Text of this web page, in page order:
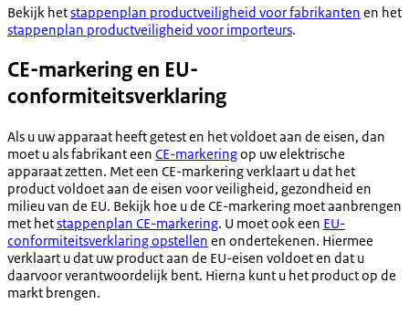
Bekijk hetstappenplan productveiligheid voor fabrikanten en het
stappenplan productveiligheid voor importeurs.
CE-markering en EU-
conformiteitsverklaring
Als u uw apparaat heeft getest en het voldoet aan de eisen, dan
moet u als fabrikant een CE-markeringop uw elektrische
apparaat zetten. Met een CE-markering verklaart u dat het
product voldoet aan de eisen voor veiligheid, gezondheid en
milieu van de EU. Bekijk hoe u de CE-markering moet aanbrengen
met hetstappenplan CE-markering. U moet ook een EU-
conformiteitsverklaring opstellen en ondertekenen. Hiermee
verklaart u dat uw product aan de EU-eisen voldoet en dat u
daarvoor verantwoordelijk bent. Hierna kunt u het product op de
markt brengen.